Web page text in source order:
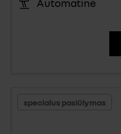
Automatinė
specialus pasiūlymas